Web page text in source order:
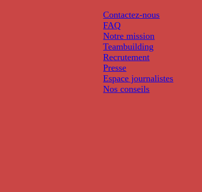
Contactez-nous
FAQ
Notre mission
Teambuilding
Recrutement
Presse
Espace journalistes
Nos conseils